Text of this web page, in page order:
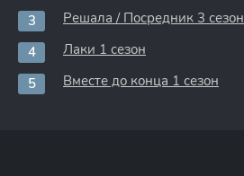
Решала / Посредник 3 сезон
Лаки 1 сезон
Вместе до конца 1 сезон